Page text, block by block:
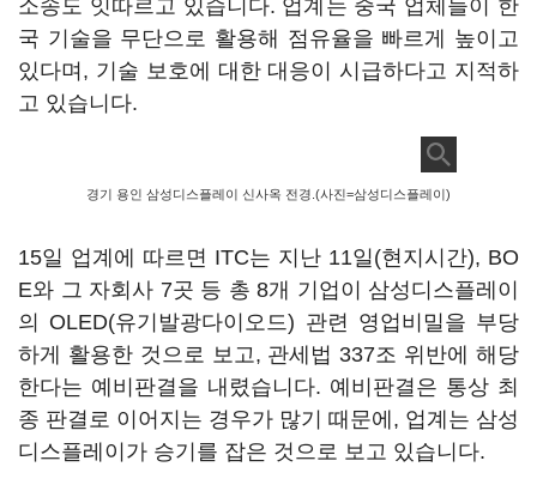
소송도 잇따르고 있습니다. 업계는 중국 업체들이 한
국 기술을 무단으로 활용해 점유율을 빠르게 높이고
있다며, 기술 보호에 대한 대응이 시급하다고 지적하
고 있습니다.
경기 용인 삼성디스플레이 신사옥 전경.(사진=삼성디스플레이)
15일 업계에 따르면 ITC는 지난 11일(현지시간), BO
E와 그 자회사 7곳 등 총 8개 기업이 삼성디스플레이
의 OLED(유기발광다이오드) 관련 영업비밀을 부당
하게 활용한 것으로 보고, 관세법 337조 위반에 해당
한다는 예비판결을 내렸습니다. 예비판결은 통상 최
종 판결로 이어지는 경우가 많기 때문에, 업계는 삼성
디스플레이가 승기를 잡은 것으로 보고 있습니다.